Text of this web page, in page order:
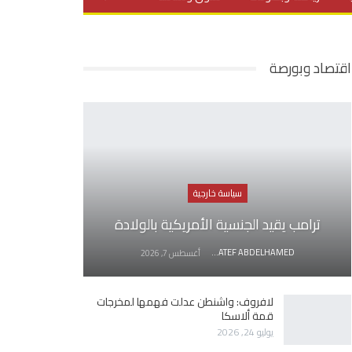
اقتصاد وبورصة
سياسة خارجية
ترامب يقيد الجنسية الأمريكية بالولادة
AWATEF ABDELHAMED أغسطس 7, 2026
لافروف: واشنطن عدلت فهمها لمخرجات
قمة ألاسكا
يوليو 24, 2026